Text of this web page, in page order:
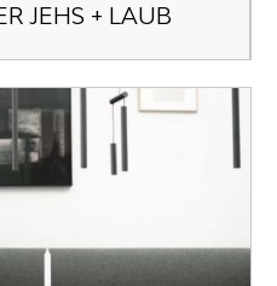
JEHS + LAUB